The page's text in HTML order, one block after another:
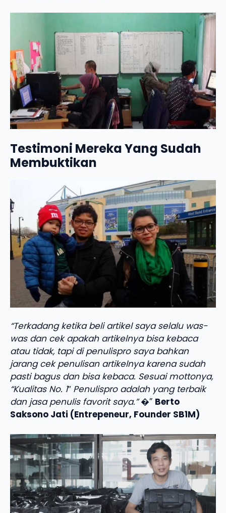
Testimoni Mereka Yang Sudah
Membuktikan
“Terkadang ketika beli artikel saya selalu was-
was dan cek apakah artikelnya bisa kebaca
atau tidak, tapi di penulispro saya bahkan
jarang cek penulisan artikelnya karena sudah
pasti bagus dan bisa kebaca. Sesuai mottonya,
“Kualitas No. 1″ Penulispro adalah yang terbaik
dan jasa penulis favorit saya.”�” Berto
Saksono Jati (Entrepeneur, Founder SB1M)